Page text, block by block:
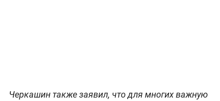
Черкашин также заявил, что для многих важную